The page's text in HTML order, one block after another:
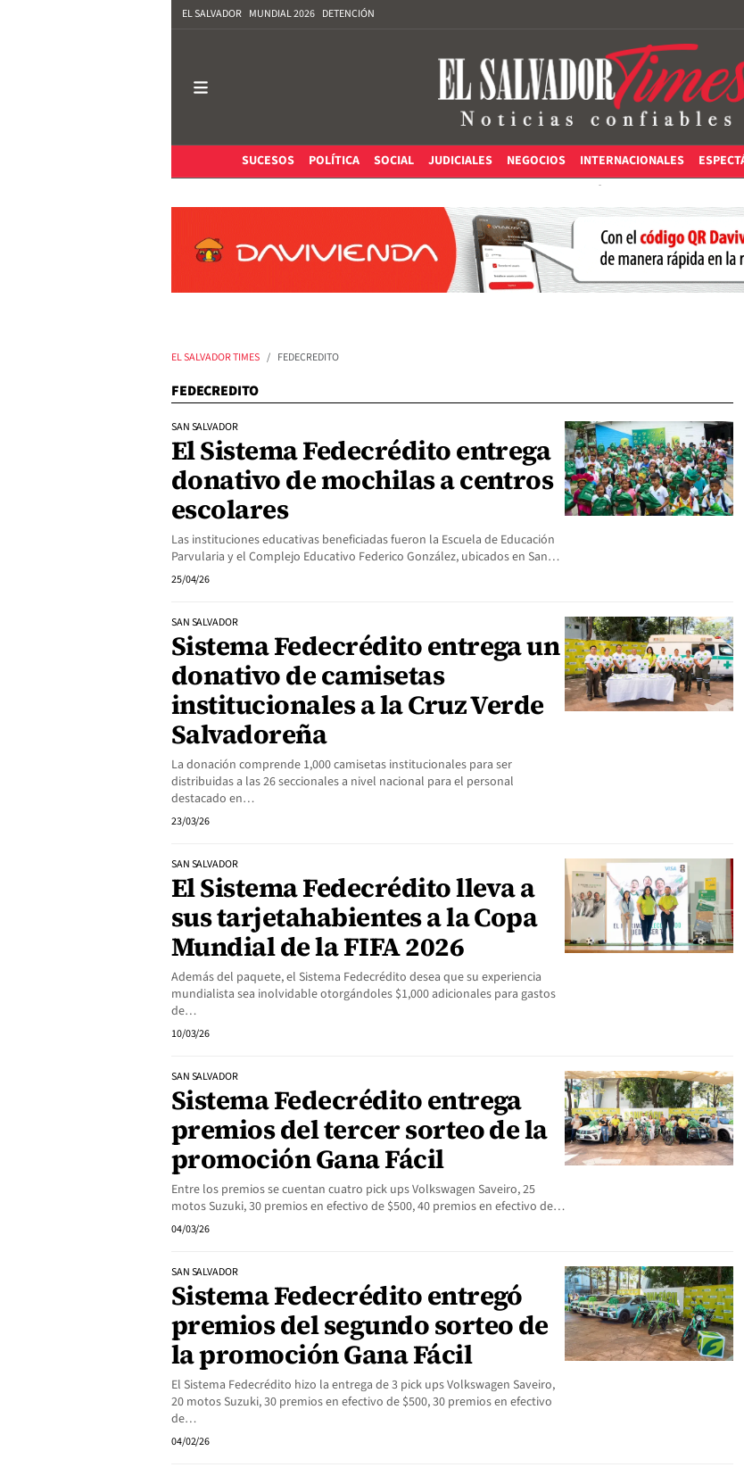
EL SALVADOR MUNDIAL 2026 DETENCIÓN
SUCESOS
POLÍTICA SOCIAL JUDICIALES NEGOCIOS INTERNACIONALES
EL SALVADOR TIMES FEDECREDITO
FEDECREDITO
SAN SALVADOR
El Sistema Fedecrédito entrega
donativo de mochilas a centros
escolares
Las instituciones educativas beneficiadas fueron la Escuela de Educación
Parvularia y el Complejo Educativo Federico González, ubicados en San…
25/04/26
SAN SALVADOR
Sistema Fedecrédito entrega un
donativo de camisetas
institucionales a la Cruz Verde
Salvadoreña
La donación comprende 1,000 camisetas institucionales para ser
distribuidas a las 26 seccionales a nivel nacional para el personal
destacado en…
23/03/26
SAN SALVADOR
El Sistema Fedecrédito lleva a
sus tarjetahabientes a la Copa
Mundial de la FIFA 2026
Además del paquete, el Sistema Fedecrédito desea que su experiencia
mundialista sea inolvidable otorgándoles $1,000 adicionales para gastos
de…
10/03/26
SAN SALVADOR
Sistema Fedecrédito entrega
premios del tercer sorteo de la
promoción Gana Fácil
Entre los premios se cuentan cuatro pick ups Volkswagen Saveiro, 25
motos Suzuki, 30 premios en efectivo de $500, 40 premios en efectivo de…
04/03/26
SAN SALVADOR
Sistema Fedecrédito entregó
premios del segundo sorteo de
la promoción Gana Fácil
El Sistema Fedecrédito hizo la entrega de 3 pick ups Volkswagen Saveiro,
20 motos Suzuki, 30 premios en efectivo de $500, 30 premios en efectivo
de…
04/02/26